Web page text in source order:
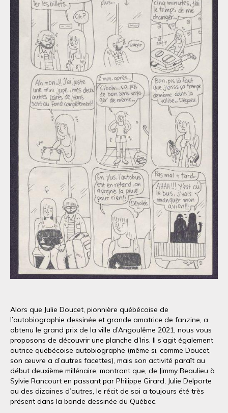
Alors que Julie Doucet, pionnière québécoise de
l’autobiographie dessinée et grande amatrice de fanzine, a
obtenu le grand prix de la ville d’Angoulême 2021, nous vous
proposons de découvrir une planche d’Iris. Il s’agit également
autrice québécoise autobiographe (même si, comme Doucet,
son œuvre a d’autres facettes), mais son activité paraît au
début deuxième millénaire, montrant que, de Jimmy Beaulieu à
Sylvie Rancourt en passant par Philippe Girard, Julie Delporte
ou des dizaines d’autres, le récit de soi a toujours été très
présent dans la bande dessinée du Québec.